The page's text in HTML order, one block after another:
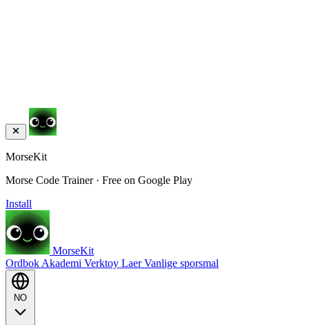
MorseKit
Morse Code Trainer · Free on Google Play
Install
MorseKit
Ordbok Akademi Verktoy LaerVanlige sporsmal